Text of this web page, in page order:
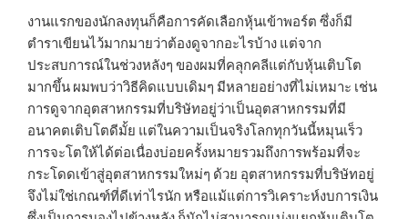
งานแรกของนักลงทุนก็คือการคัดเลือกหุ้นเข้าพอร์ต ซึ่งก็มี
ตำราเขียนไว้มากมายว่าต้องดูจากอะไรบ้าง แต่จาก
ประสบการณ์ในช่วงหลังๆ ของผมที่คลุกคลีแต่กับหุ้นเติบโต
มากขึ้น ผมพบว่าวิธีคิดแบบเดิมๆ มีหลายอย่างที่ไม่เหมาะ เช่น
การดูจากอุตสาหกรรมที่บริษัทอยู่ว่าเป็นอุตสาหกรรมที่มี
อนาคตเติบโตดีมั้ย แต่ในความเป็นจริงโลกทุกวันนี้หมุนเร็ว
การจะโตให้ได้ต่อเนื่องบ่อยครั้งหมายรวมถึงการพร้อมที่จะ
กระโดดเข้าสู่อุตสาหกรรมใหม่ๆ ด้วย อุตสาหกรรมที่บริษัทอยู่
จึงไม่ใช่เกณฑ์ที่ดีเท่าไรนัก หรือแม้แต่การวิเคราะห์งบการเงิน